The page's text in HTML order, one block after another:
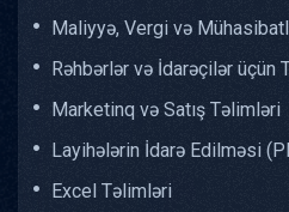
Maliyyə, Vergi və
Rəhbərlər və İdarəçilər üçün
Marketinq və Satış Təlimləri
Layihələrin İdarə Edilməsi
Excel Təlimləri